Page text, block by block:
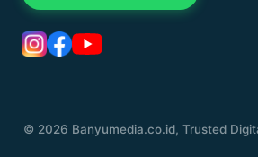
© 2026 Banyumedia.co.id, Trusted